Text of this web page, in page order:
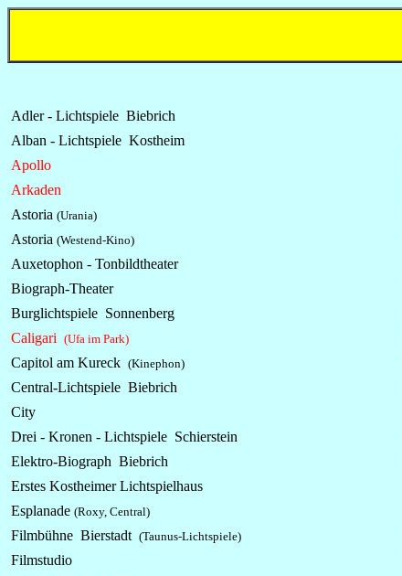
Adler - Lichtspiele Biebrich
Alban - Lichtspiele Kostheim
Apollo
Arkaden
Astoria (Urania)
Astoria (Westend-Kino)
Auxetophon - Tonbildtheater
Biograph-Theater
Burglichtspiele Sonnenberg
Caligari (Ufa im Park)
Capitol am Kureck (Kinephon)
Central-Lichtspiele Biebrich
City
Drei - Kronen - Lichtspiele Schierstein
Elektro-Biograph Biebrich
Erstes Kostheimer Lichtspielhaus
Esplanade (Roxy, Central)
Filmbühne Bierstadt (Taunus-Lichtspiele)
Filmstudio